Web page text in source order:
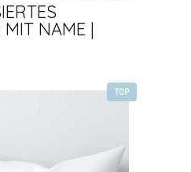
MIT NAME |
TOP